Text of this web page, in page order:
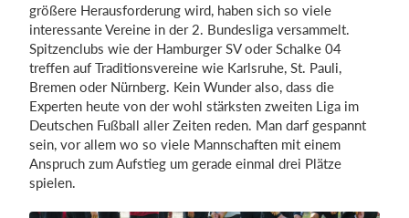
Einloggen
größere Herausforderung wird, haben sich so viele
interessante Vereine in der 2. Bundesliga versammelt.
Spitzenclubs wie der Hamburger SV oder Schalke 04
treffen auf Traditionsvereine wie Karlsruhe, St. Pauli,
Bremen oder Nürnberg. Kein Wunder also, dass die
Experten heute von der wohl stärksten zweiten Liga im
Deutschen Fußball aller Zeiten reden. Man darf gespannt
sein, vor allem wo so viele Mannschaften mit einem
Anspruch zum Aufstieg um gerade einmal drei Plätze
spielen.